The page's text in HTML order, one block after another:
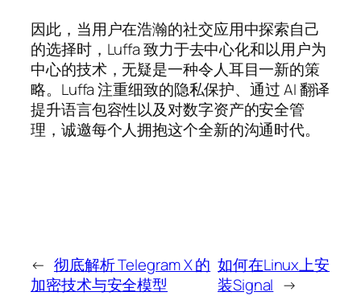
因此，当用户在浩瀚的社交应用中探索自己
的选择时，Luffa 致力于去中心化和以用户为
中心的技术，无疑是一种令人耳目一新的策
略。Luffa 注重细致的隐私保护、通过 AI 翻译
提升语言包容性以及对数字资产的安全管
理，诚邀每个人拥抱这个全新的沟通时代。
← 彻底解析 Telegram X 的
加密技术与安全模型
如何在Linux上安
装Signal →